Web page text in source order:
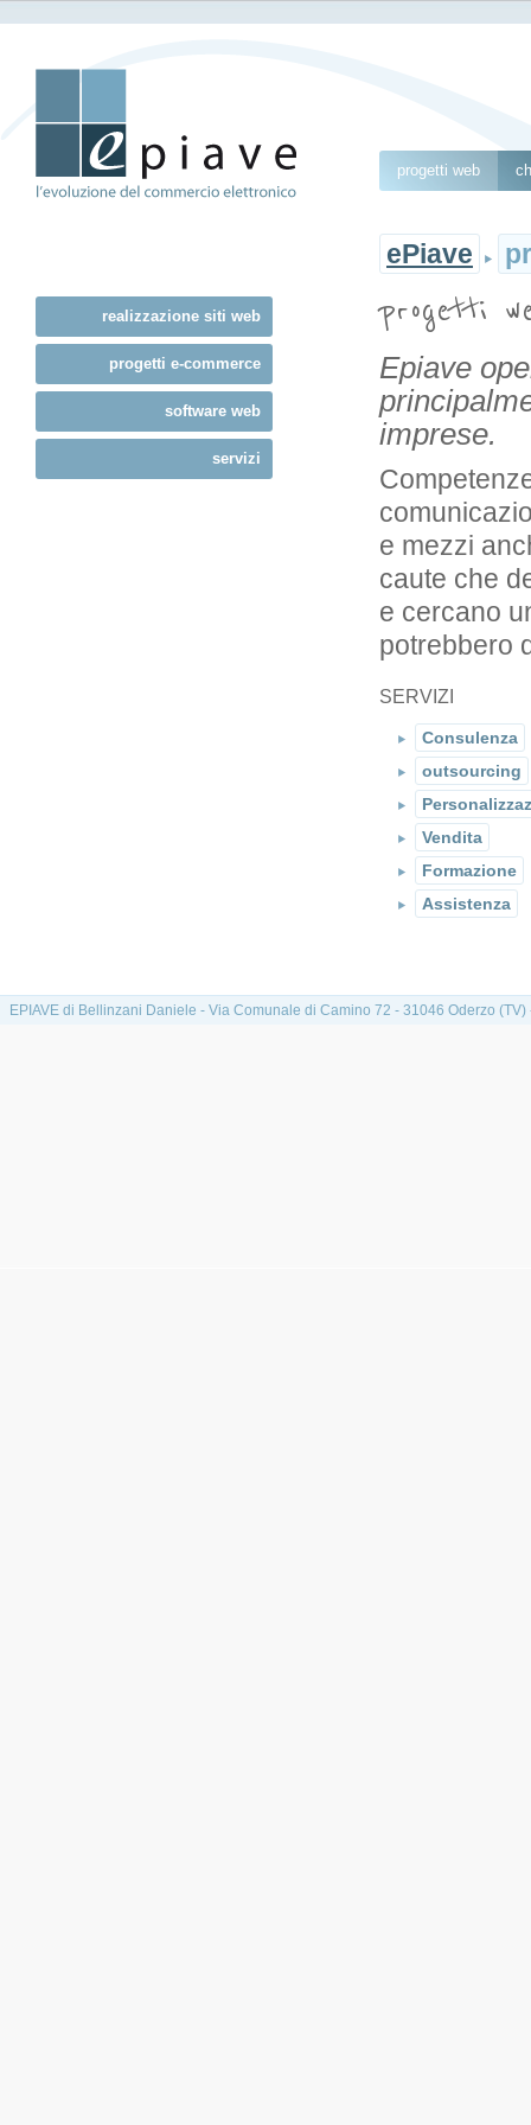
progetti web
realizzazione siti web
progetti e-commerce
software web
servizi
ePiave
progetti
Epiave
imprese.
e mezzi
caute che
e cercano
potrebbero
SERVIZI
Consulenza
outsourcing
Vendita
Formazione
Assistenza
EPIAVE di Bellinzani Daniele - Via Comunale di Camino 72 - 31046 Oderzo